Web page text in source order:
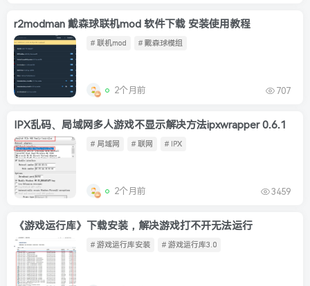
r2modman 戴森球联机mod 软件下载 安装使用教程
# 联机mod # 戴森球模组
2个月前 707
IPX乱码、局域网多人游戏不显示解决方法ipxwrapper 0.6.1
# 局域网 # 联网 # IPX
2个月前 3459
《游戏运行库》下载安装，解决游戏打不开无法运行
# 游戏运行库安装 # 游戏运行库3.0